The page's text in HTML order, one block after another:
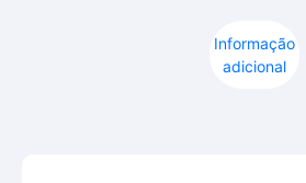
Informação
adicional